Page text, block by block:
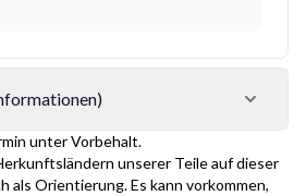
unter Vorbehalt.
unserer Teile auf dieser
als Orientierung. Es kann vorkommen,